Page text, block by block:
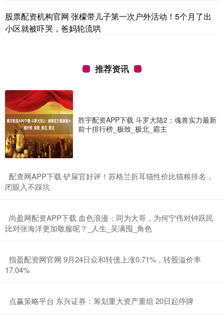
股票配资机构官网 张檬带儿子第一次户外活动！5个月了出
小区就被吓哭，爸妈轮流哄
推荐资讯
胜宇配资APP下载 斗罗大陆2：魂兽实力最新
前十排行榜_极致_极北_霸主
​配查网APP下载 铲屎官好评！苏格兰折耳猫性价比猫粮排名，
闭眼入不踩坑
​尚盈网配资APP下载 血色浪漫：同为大哥，为何宁伟对钟跃民
比对张海洋更加敬服呢？_人生_吴满囤_角色
​指盈配资网官网 9月24日众和转债上涨0.71%，转股溢价率
17.04%
​点赢策略平台 东兴证券：筹划重大资产重组 20日起停牌